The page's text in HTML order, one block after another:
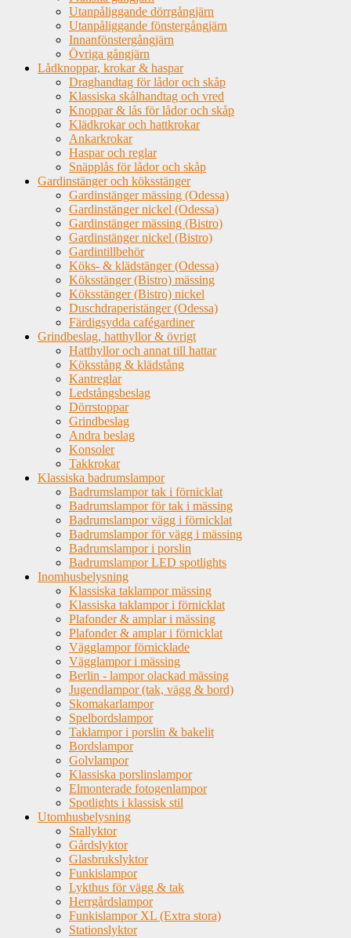
Utanpåliggande dörrgångjärn
Utanpåliggande fönstergångjärn
Innanfönstergångjärn
Övriga gångjärn
Lådknoppar, krokar & haspar
Draghandtag för lådor och skåp
Klassiska skålhandtag och vred
Knoppar & lås för lådor och skåp
Klädkrokar och hattkrokar
Ankarkrokar
Haspar och reglar
Snäpplås för lådor och skåp
Gardinstänger och köksstänger
Gardinstänger mässing (Odessa)
Gardinstänger nickel (Odessa)
Gardinstänger mässing (Bistro)
Gardinstänger nickel (Bistro)
Gardintillbehör
Köks- & klädstänger (Odessa)
Köksstänger (Bistro) mässing
Köksstänger (Bistro) nickel
Duschdraperistänger (Odessa)
Färdigsydda cafégardiner
Grindbeslag, hatthyllor & övrigt
Hatthyllor och annat till hattar
Köksstång & klädstång
Kantreglar
Ledstångsbeslag
Dörrstoppar
Grindbeslag
Andra beslag
Konsoler
Takkrokar
Klassiska badrumslampor
Badrumslampor tak i förnicklat
Badrumslampor för tak i mässing
Badrumslampor vägg i förnicklat
Badrumslampor för vägg i mässing
Badrumslampor i porslin
Badrumslampor LED spotlights
Inomhusbelysning
Klassiska taklampor mässing
Klassiska taklampor i förnicklat
Plafonder & amplar i mässing
Plafonder & amplar i förnicklat
Vägglampor förnicklade
Vägglampor i mässing
Berlin - lampor olackad mässing
Jugendlampor (tak, vägg & bord)
Skomakarlampor
Spelbordslampor
Taklampor i porslin & bakelit
Bordslampor
Golvlampor
Klassiska porslinslampor
Elmonterade fotogenlampor
Spotlights i klassisk stil
Utomhusbelysning
Stallyktor
Gårdslyktor
Glasbrukslyktor
Funkislampor
Lykthus för vägg & tak
Herrgårdslampor
Funkislampor XL (Extra stora)
Stationslyktor